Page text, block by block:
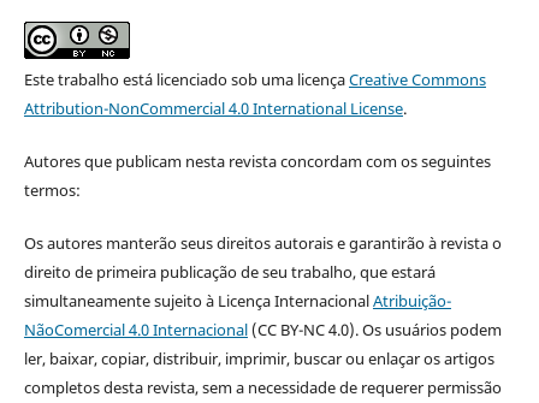
Este trabalho está licenciado sob uma licençaCreative Commons
Attribution-NonCommercial 4.0 International License.
Autores que publicam nesta revista concordam com os seguintes
termos:
Os autores manterão seus direitos autorais e garantirão à revista o
direito de primeira publicação de seu trabalho, que estará
simultaneamente sujeito à Licença InternacionalAtribuição-
NãoComercial 4.0 Internacional(CC BY-NC 4.0). Os usuários podem
ler, baixar, copiar, distribuir, imprimir, buscar ou enlaçar os artigos
completos desta revista, sem a necessidade de requerer permissão